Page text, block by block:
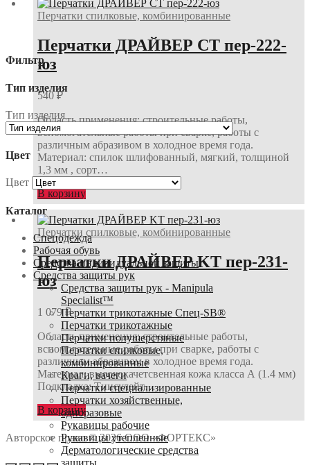
Перчатки спилковые, комбинированные
Перчатки ДРАЙВЕР СТ пер-222-
юз
540₽
Область применения: строительные работы,
вспомогательные работы при сварке, работы с
различным абразивом в холодное время года.
Материал: спилок шлифованный, мягкий, толщиной
1,3 мм , сорт…
В корзину
Перчатки спилковые, комбинированные
Перчатки ДРАЙВЕР KT пер-231-
юз
1 079₽
Область применения: строительные работы,
вспомогательные работы при сварке, работы с
различным абразивом в холодное время года.
Материал: высококачетсвенная кожа класса А (1.4 мм)
Подкладка: Тинсулейт…
В корзину
Авторское право © 2026 ООО «ФОРТЕКС»
Фильтр
Тип изделия
Тип изделия
Цвет
Цвет
Каталог
Спецодежда
Рабочая обувь
Средства индивидуальной защиты
Средства защиты рук
Средства защиты рук - Manipula
Specialist™
Перчатки трикотажные Спец-SB®
Перчатки трикотажные
Перчатки полушерстяные
Перчатки спилковые,
комбинированные
Краги, вачеги
Перчатки специализированные
Перчатки хозяйственные,
одноразовые
Рукавицы рабочие
Рукавицы утепленные
Дерматологические средства
защиты